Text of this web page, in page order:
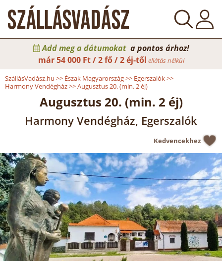
Add meg a dátumokat a pontos árhoz!
már54 000 Ft / 2 fő / 2 éj-től ellátás nélkül
SzállásVadász.hu >> Észak Magyarország>> Egerszalók>>
Harmony Vendégház>>Augusztus 20. (min. 2 éj)
Augusztus 20. (min. 2 éj)
Harmony Vendégház, Egerszalók
Kedvencekhez